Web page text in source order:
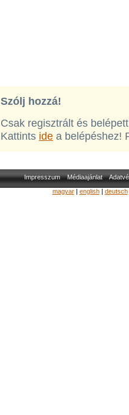
Szólj hozzá!
Csak regisztrált és
Kattints ide a belépéshez!
Impresszum Médiaajánlat
magyar| english| deutsch